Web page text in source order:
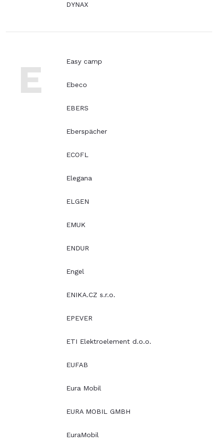
DYNAX
E Easy camp
Ebeco
EBERS
Eberspächer
ECOFL
Elegana
ELGEN
EMUK
ENDUR
Engel
ENIKA.CZ s.r.o.
EPEVER
ETI Elektroelement d.o.o.
EUFAB
Eura Mobil
EURA MOBIL GMBH
EuraMobil